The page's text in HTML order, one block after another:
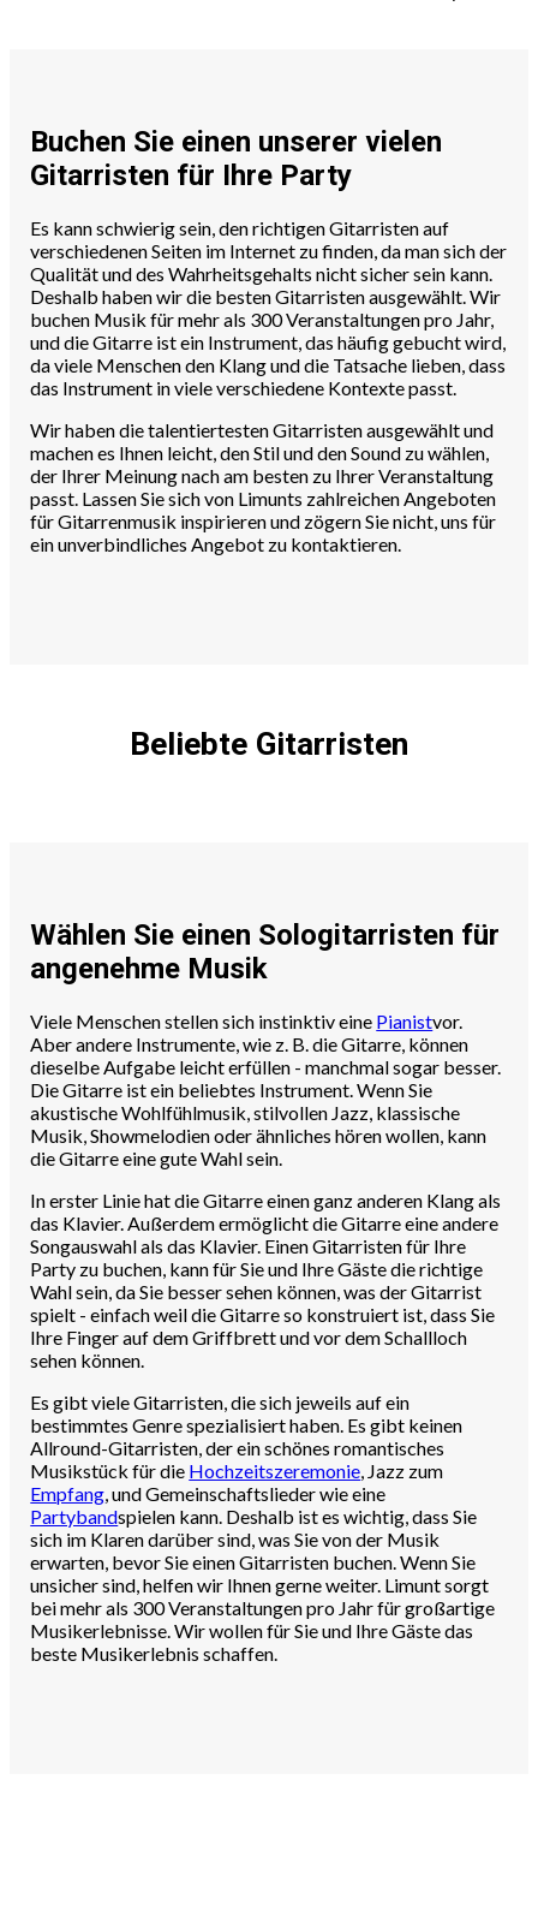
Buchen Sie einen unserer vielen
Gitarristen für Ihre Party
Es kann schwierig sein, den richtigen Gitarristen auf
verschiedenen Seiten im Internet zu finden, da man sich der
Qualität und des Wahrheitsgehalts nicht sicher sein kann.
Deshalb haben wir die besten Gitarristen ausgewählt. Wir
buchen Musik für mehr als 300 Veranstaltungen pro Jahr,
und die Gitarre ist ein Instrument, das häufig gebucht wird,
da viele Menschen den Klang und die Tatsache lieben, dass
das Instrument in viele verschiedene Kontexte passt.
Wir haben die talentiertesten Gitarristen ausgewählt und
machen es Ihnen leicht, den Stil und den Sound zu wählen,
der Ihrer Meinung nach am besten zu Ihrer Veranstaltung
passt. Lassen Sie sich von Limunts zahlreichen Angeboten
für Gitarrenmusik inspirieren und zögern Sie nicht, uns für
ein unverbindliches Angebot zu kontaktieren.
Beliebte Gitarristen
Wählen Sie einen Sologitarristen für
angenehme Musik
Viele Menschen stellen sich instinktiv eine Pianistvor.
Aber andere Instrumente, wie z. B. die Gitarre, können
dieselbe Aufgabe leicht erfüllen - manchmal sogar besser.
Die Gitarre ist ein beliebtes Instrument. Wenn Sie
akustische Wohlfühlmusik, stilvollen Jazz, klassische
Musik, Showmelodien oder ähnliches hören wollen, kann
die Gitarre eine gute Wahl sein.
In erster Linie hat die Gitarre einen ganz anderen Klang als
das Klavier. Außerdem ermöglicht die Gitarre eine andere
Songauswahl als das Klavier. Einen Gitarristen für Ihre
Party zu buchen, kann für Sie und Ihre Gäste die richtige
Wahl sein, da Sie besser sehen können, was der Gitarrist
spielt - einfach weil die Gitarre so konstruiert ist, dass Sie
Ihre Finger auf dem Griffbrett und vor dem Schallloch
sehen können.
Es gibt viele Gitarristen, die sich jeweils auf ein
bestimmtes Genre spezialisiert haben. Es gibt keinen
Allround-Gitarristen, der ein schönes romantisches
Musikstück für die Hochzeitszeremonie, Jazz zum
Empfang, und Gemeinschaftslieder wie eine
Partybandspielen kann. Deshalb ist es wichtig, dass Sie
sich im Klaren darüber sind, was Sie von der Musik
erwarten, bevor Sie einen Gitarristen buchen. Wenn Sie
unsicher sind, helfen wir Ihnen gerne weiter. Limunt sorgt
bei mehr als 300 Veranstaltungen pro Jahr für großartige
Musikerlebnisse. Wir wollen für Sie und Ihre Gäste das
beste Musikerlebnis schaffen.